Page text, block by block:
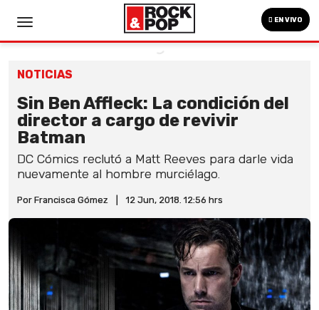
EN VIVO
NOTICIAS
Sin Ben Affleck: La condición del
director a cargo de revivir
Batman
DC Cómics reclutó a Matt Reeves para darle vida
nuevamente al hombre murciélago.
Por Francisca Gómez 12 Jun, 2018. 12:56 hrs